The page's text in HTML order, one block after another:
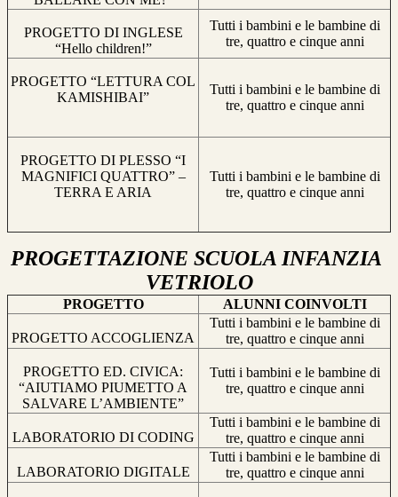
PROGETTO DI INGLESE
“Hello children!”
Tutti i bambini e le bambine di
tre, quattro e cinque anni
PROGETTO “LETTURA COL
KAMISHIBAI”
Tutti i bambini e le bambine di
tre, quattro e cinque anni
PROGETTO DI PLESSO “I
MAGNIFICI QUATTRO” –
TERRA E ARIA
Tutti i bambini e le bambine di
tre, quattro e cinque anni
PROGETTAZIONE SCUOLA INFANZIA
VETRIOLO
PROGETTO ALUNNI COINVOLTI
PROGETTO ACCOGLIENZA
Tutti i bambini e le bambine di
tre, quattro e cinque anni
PROGETTO ED. CIVICA:
“AIUTIAMO PIUMETTO A
SALVARE L’AMBIENTE”
Tutti i bambini e le bambine di
tre, quattro e cinque anni
LABORATORIO DI CODING
Tutti i bambini e le bambine di
tre, quattro e cinque anni
LABORATORIO DIGITALE
Tutti i bambini e le bambine di
tre, quattro e cinque anni